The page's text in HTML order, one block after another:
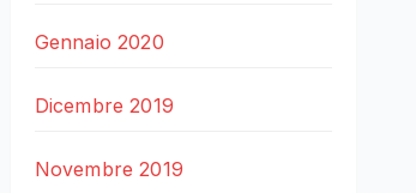
Gennaio 2020
Dicembre 2019
Novembre 2019